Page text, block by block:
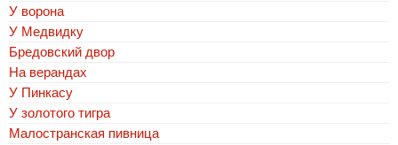
У ворона
У Медвидку
Бредовский двор
На верандах
У Пинкасу
У золотого тигра
Малостранская пивница